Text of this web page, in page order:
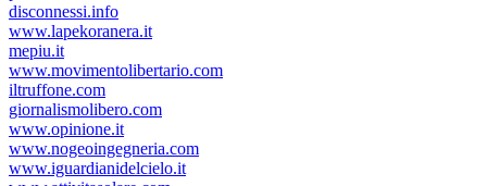
disconnessi.info
www.lapekoranera.it
mepiu.it
www.movimentolibertario.com
iltruffone.com
giornalismolibero.com
www.opinione.it
www.nogeoingegneria.com
www.iguardianidelcielo.it